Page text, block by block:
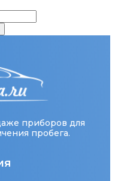
приборов для
пробега.